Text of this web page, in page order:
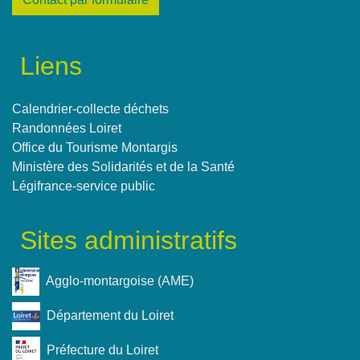
Liens
Calendrier-collecte déchets
Randonnées Loiret
Office du Tourisme Montargis
Ministère des Solidarités et de la Santé
Légifrance-service public
Sites administratifs
Agglo-montargoise (AME)
Département du Loiret
Préfecture du Loiret